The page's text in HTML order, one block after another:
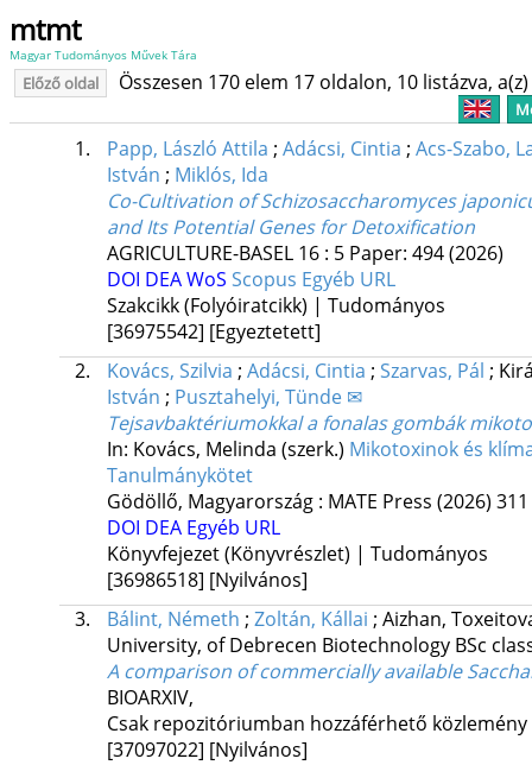
mtmt
Magyar Tudományos Művek Tára
Előző oldal Összesen 170 elem 17 oldalon, 10 listázva,
1. Papp, László Attila ; Adácsi, Cintia ; Acs-Szabo,
István ; Miklós, Ida
Co-Cultivation of Schizosaccharomyces
and Its Potential Genes for Detoxification
AGRICULTURE-BASEL 16: 5 Paper: 494(2026)
DOI DEAWoS Scopus Egyéb URL
Szakcikk (Folyóiratcikk) | Tudományos
[36975542] [Egyeztetett]
2.
Kovács, Szilvia ; Adácsi, Cintia ; Szarvas, Pál ;
István ; Pusztahelyi, Tünde ✉
Tejsavbaktériumokkal a fonalas gombák
In: Kovács, Melinda (szerk.) Mikotoxinok és
Tanulmánykötet
Gödöllő, Magyarország : MATE Press (2026)
DOI DEA Egyéb URL
Könyvfejezet (Könyvrészlet) | Tudományos
[36986518] [Nyilvános]
3.
Bálint, Németh ; Zoltán, Kállai ; Aizhan,
University, of Debrecen Biotechnology BSc
A comparison of commercially available
BIOARXIV,
Csak repozitóriumban hozzáférhető
[37097022] [Nyilvános]